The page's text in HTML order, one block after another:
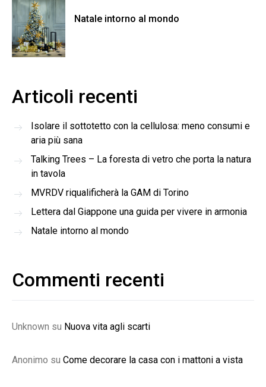
Natale intorno al mondo
Articoli recenti
Isolare il sottotetto con la cellulosa: meno consumi e
aria più sana
Talking Trees – La foresta di vetro che porta la natura
in tavola
MVRDV riqualificherà la GAM di Torino
Lettera dal Giappone una guida per vivere in armonia
Natale intorno al mondo
Commenti recenti
Unknown su Nuova vita agli scarti
Anonimo su Come decorare la casa con i mattoni a vista